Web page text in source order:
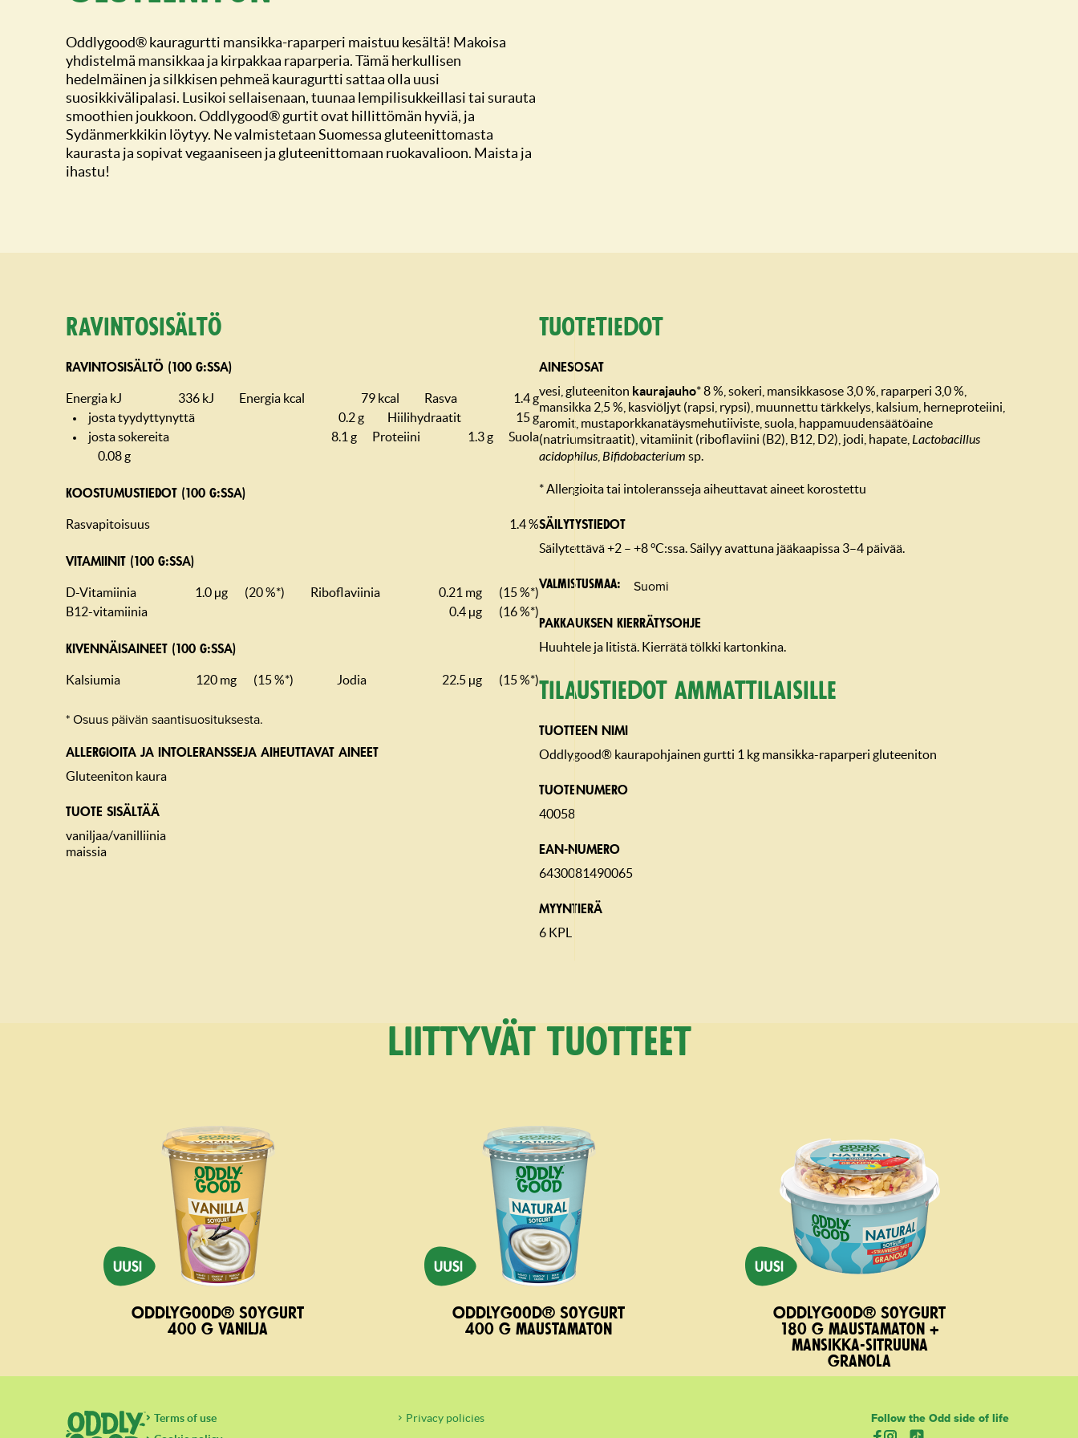
Oddlygood® kauragurtti mansikka-raparperi maistuu kesältä! Makoisa
yhdistelmä mansikkaa ja kirpakkaa raparperia. Tämä herkullisen
hedelmäinen ja silkkisen pehmeä kauragurtti sattaa olla uusi
suosikkivälipalasi. Lusikoi sellaisenaan, tuunaa lempilisukkeillasi tai surauta
smoothien joukkoon. Oddlygood® gurtit ovat hillittömän hyviä, ja
Sydänmerkkikin löytyy. Ne valmistetaan Suomessa gluteenittomasta
kaurasta ja sopivat vegaaniseen ja gluteenittomaan ruokavalioon. Maista ja
ihastu!
Ravintosisältö
RAVINTOSISÄLTÖ (100 G:SSA)
Energia kJ 336 kJ Energia kcal 79 kcal Rasva
1.4 g
josta tyydyttynyttä
0.2 g Hiilihydraatit
15 g
josta sokereita
8.1 g Proteiini 1.3 g
Suola
0.08 g
KOOSTUMUS­TIEDOT (100 G:SSA)
Rasvapitoisuus 1.4 %
VITAMIINIT (100 G:SSA)
D-Vitamiinia 1.0 µg (20 %*) Riboflaviinia 0.21 mg
(15 %*)
B12-vitamiinia
0.4 µg (16 %*)
KIVENNÄISAINEET (100 G:SSA)
Kalsiumia 120 mg (15 %*) Jodia 22.5 µg (15 %*)
* Osuus päivän saantisuosituksesta.
ALLERGIOITA JA INTOLERANSSEJA AIHEUTTAVAT AINEET
Gluteeniton kaura
TUOTE SISÄLTÄÄ
vaniljaa/vanilliinia
maissia
Tuotetiedot
AINESOSAT
vesi, gluteeniton kaurajauho* 8 %, sokeri, mansikkasose 3,0 %, raparperi 3,0 %,
mansikka 2,5 %, kasviöljyt (rapsi, rypsi), muunnettu tärkkelys, kalsium, herneproteiini,
aromit, mustaporkkanatäysmehutiiviste, suola, happamuudensäätöaine
(natriumsitraatit), vitamiinit (riboflaviini (B2), B12, D2), jodi, hapate, Lactobacillus
acidophilus Bifidobacterium sp.
* Allergioita tai intoleransseja aiheuttavat aineet korostettu
SÄILYTYSTIEDOT
Säilytettävä +2 – +8 °C:ssa. Säilyy avattuna jääkaapissa 3–4 päivää.
Valmistusmaa Suomi
PAKKAUKSEN KIERRÄTYSOHJE
Huuhtele ja litistä. Kierrätä tölkki kartonkina.
Tilaustiedot ammattilaisille
TUOTTEEN NIMI
Oddlygood® kaurapohjainen gurtti 1 kg mansikka-raparperi gluteeniton
TUOTENUMERO
40058
EAN-NUMERO
6430081490065
MYYNTIERÄ
6 KPL
Liittyvät tuotteet
Oddlygood® Soygurt
400 g vanilja
Oddlygood® Soygurt
400 g maustamaton
Oddlygood® Soygurt
180 g maustamaton +
mansikka-sitruuna
granola
Terms of use
Privacy policies Follow the Odd side of life